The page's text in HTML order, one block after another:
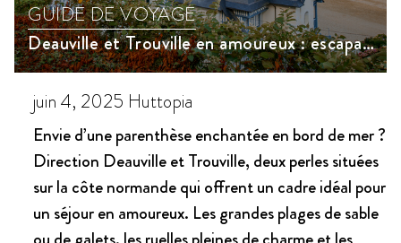
GUIDE DE VOYAGE
Deauville et Trouville en amoureux : escapade romantique et activités incontournables
juin 4, 2025 Huttopia
Envie d’une parenthèse enchantée en bord de mer ?
Direction Deauville et Trouville, deux perles situées
sur la côte normande qui offrent un cadre idéal pour
un séjour en amoureux. Les grandes plages de sable